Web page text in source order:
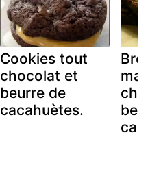
Cookies tout
chocolat et
beurre de
cacahuètes.